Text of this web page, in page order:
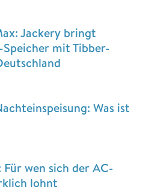
Jackery bringt
mit Tibber-
Was ist
wen sich der AC-
lohnt